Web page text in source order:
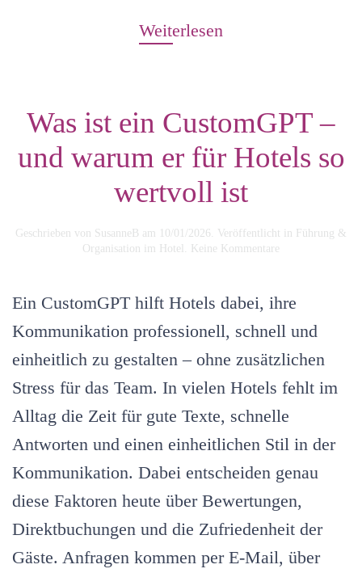
Weiterlesen
Was ist ein CustomGPT –
und warum er für Hotels so
wertvoll ist
Geschrieben von SusanneB am 10/01/2026. Veröffentlicht in
Führung &
Organisation im Hotel . Keine Kommentare
CustomGPT
–
und
warum
für
so
ist
Ein CustomGPT hilft Hotels dabei, ihre
Kommunikation professionell, schnell und
einheitlich zu gestalten – ohne zusätzlichen
Stress für das Team. In vielen Hotels fehlt im
Alltag die Zeit für gute Texte, schnelle
Antworten und einen einheitlichen Stil in der
Kommunikation. Dabei entscheiden genau
diese Faktoren heute über Bewertungen,
Direktbuchungen und die Zufriedenheit der
Gäste. Anfragen kommen per E-Mail, über